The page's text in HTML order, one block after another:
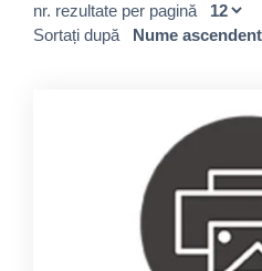
nr. rezultate per pagină
Sortați după